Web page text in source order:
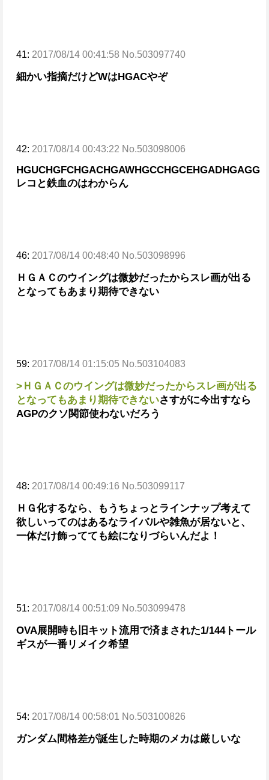
41: 2017/08/14 00:41:58 No.503097740
細かい指摘だけどWはHGACやぞ
42: 2017/08/14 00:43:22 No.503098006
HGUCHGFCHGACHGAWHGCCHGCEHGADHGAGG
レコと鉄血のはわからん
46: 2017/08/14 00:48:40 No.503098996
ＨＧＡＣのウイングは微妙だったからスレ画が出る
となってもあまり期待できない
59: 2017/08/14 01:15:05 No.503104083
>ＨＧＡＣのウイングは微妙だったからスレ画が出る
となってもあまり期待できないさすがに今出すなら
AGPのクソ関節使わないだろう
48: 2017/08/14 00:49:16 No.503099117
ＨＧ化するなら、もうちょっとラインナップ考えて
欲しいってのはあるなライバルや雑魚が居ないと、
一体だけ飾ってても絵になりづらいんだよ！
51: 2017/08/14 00:51:09 No.503099478
OVA展開時も旧キット流用で済まされた1/144トール
ギスが一番リメイク希望
54: 2017/08/14 00:58:01 No.503100826
ガンダム間格差が誕生した時期のメカは厳しいな